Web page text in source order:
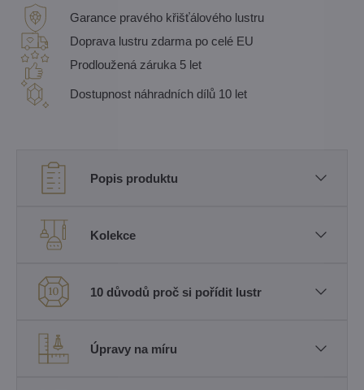
Garance pravého křišťálového lustru
Doprava lustru zdarma po celé EU
Prodloužená záruka 5 let
Dostupnost náhradních dílů 10 let
Popis produktu
Kolekce
10 důvodů proč si pořídit lustr
Úpravy na míru